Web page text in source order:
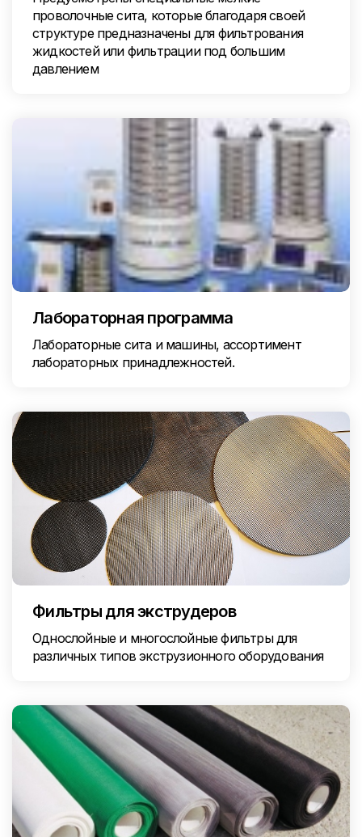
проволочные сита, которые благодаря своей
структуре предназначены для фильтрования
жидкостей или фильтрации под большим
давлением
Лабораторная программа
Лабораторные сита и машины, ассортимент
лабораторных принадлежностей.
Фильтры для экструдеров
Однослойные и многослойные фильтры для
различных типов экструзионного оборудования